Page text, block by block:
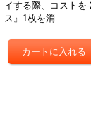
イする際、コストを
ス』1枚を消…